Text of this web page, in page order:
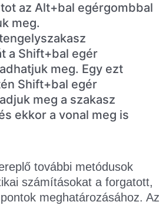
az Alt+bal egérgombbal
meg.
a Shift+bal egér
meg. Egy ezt
Shift+bal egér
meg a szakasz
ekkor a vonal meg is
további metódusok
számításokat a forgatott,
meghatározásához. Az